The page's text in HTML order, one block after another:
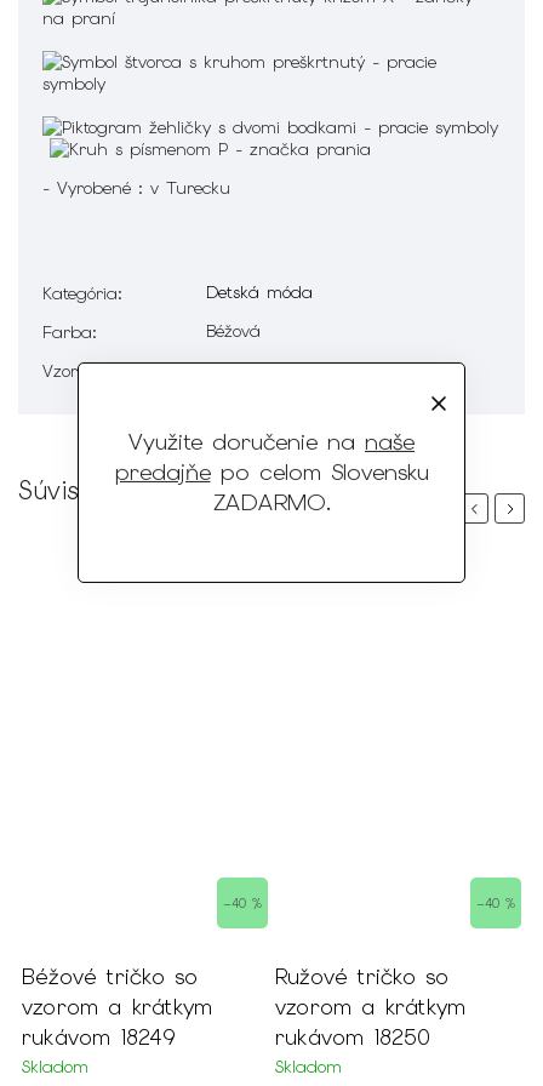
Využite doručenie na naše
predajňepo celom Slovensku
ZADARMO.
- Vyrobené : v Turecku
Kategória:
Detská móda
Farba:
Béžová
Vzor: Vzorované, Bez vzoru
Súvisiaci tovar
Previous
so
Ružové tričko so
vzorom a krátkym
rukávom 18250
Biele tričko so
a krátkym
18247
Next